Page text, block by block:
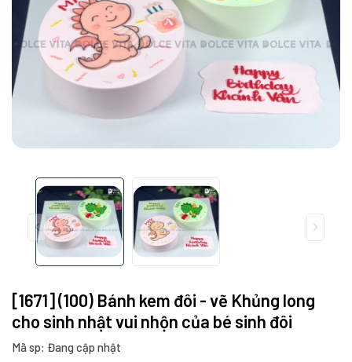
[1671] (100) Bánh kem đôi - vẽ Khủng long
cho sinh nhật vui nhộn của bé sinh đôi
Mã sp: Đang cập nhật